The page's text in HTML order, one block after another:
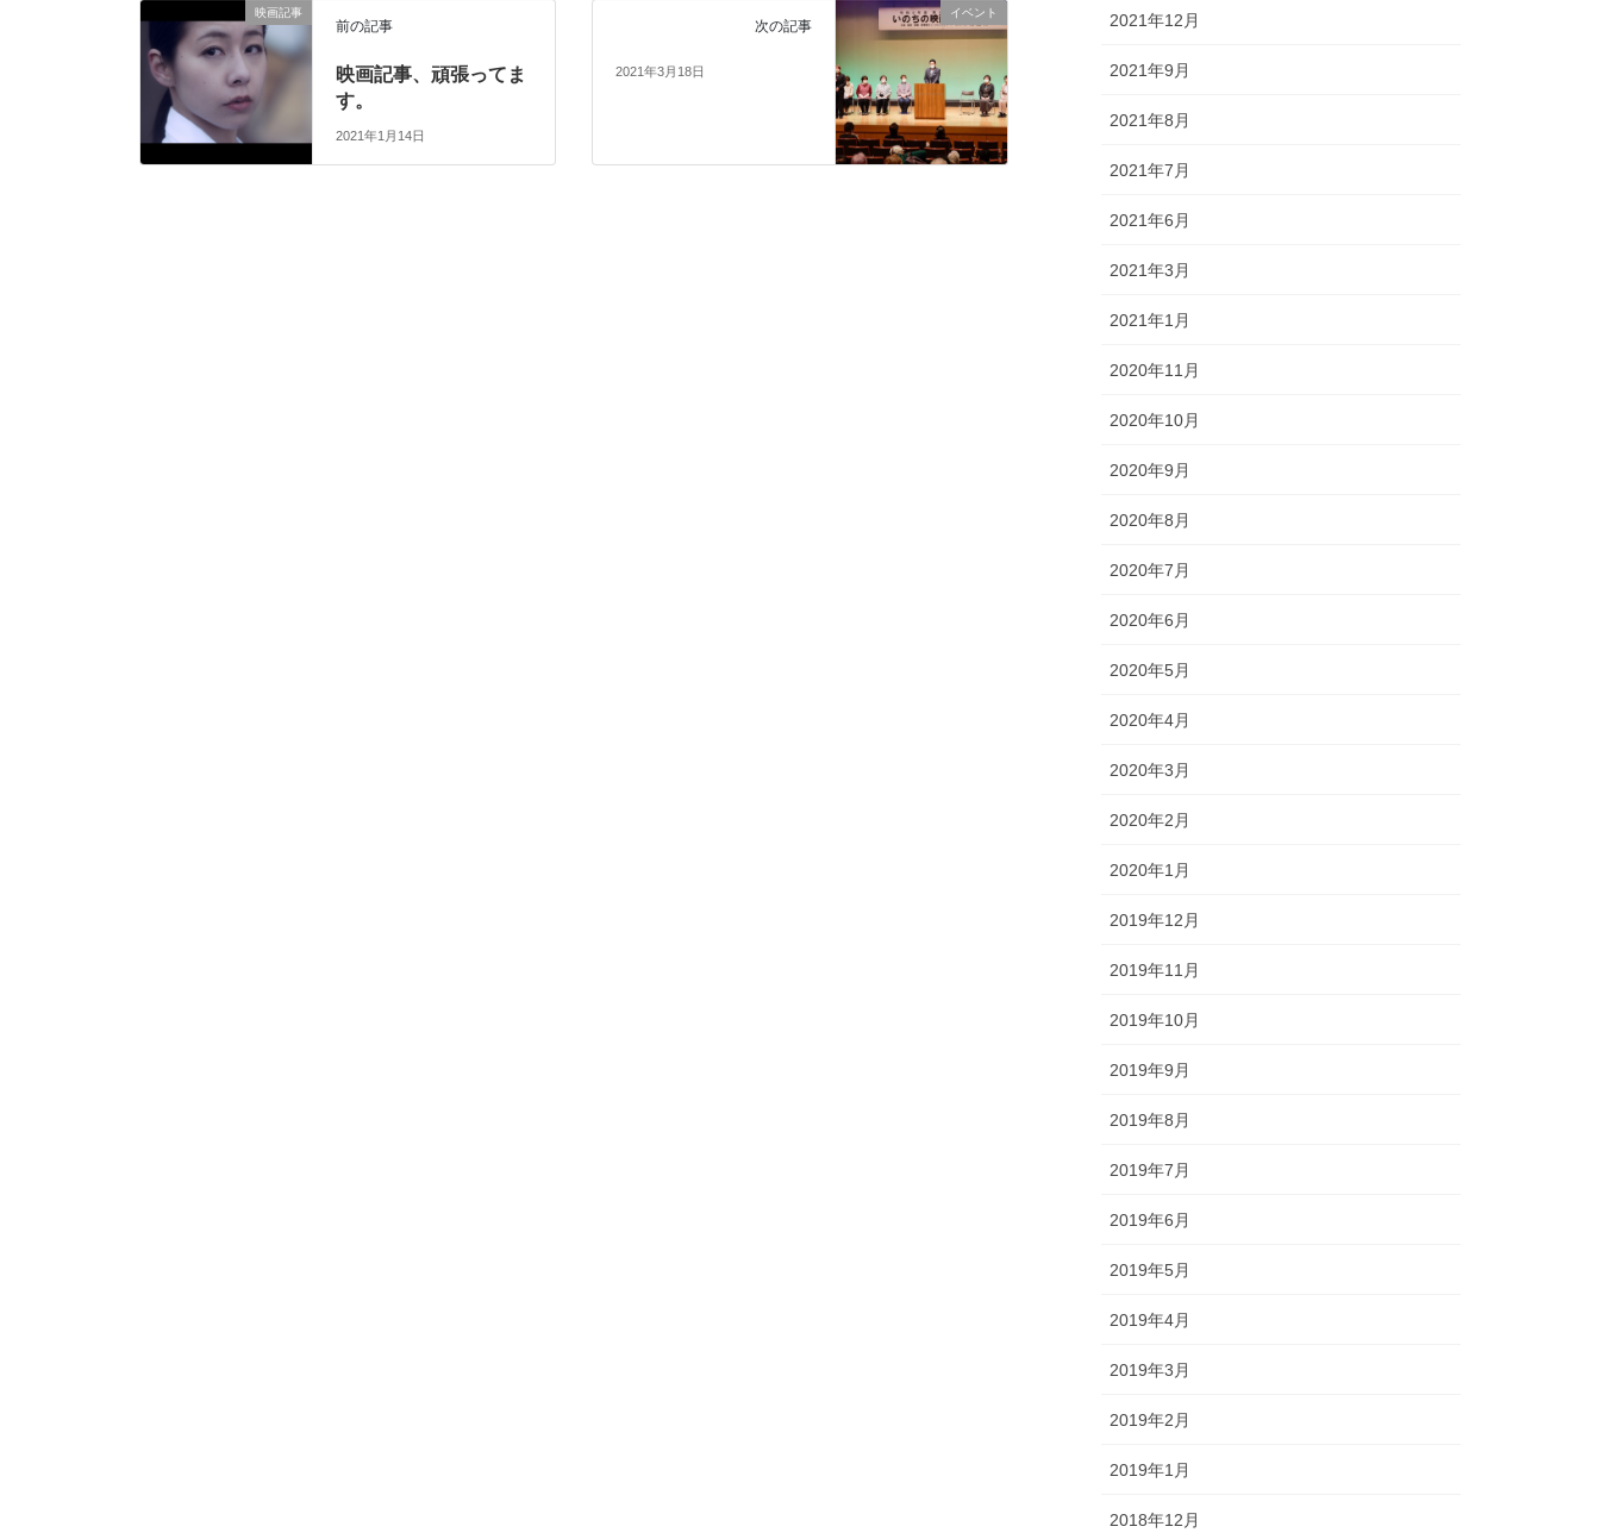
映画記事
前の記事
映画記事、頑張ってま
す。
2021年1月14日
イベント
次の記事
2021年3月18日
2021年12月
2021年9月
2021年8月
2021年7月
2021年6月
2021年3月
2021年1月
2020年11月
2020年10月
2020年9月
2020年8月
2020年7月
2020年6月
2020年5月
2020年4月
2020年3月
2020年2月
2020年1月
2019年12月
2019年11月
2019年10月
2019年9月
2019年8月
2019年7月
2019年6月
2019年5月
2019年4月
2019年3月
2019年2月
2019年1月
2018年12月